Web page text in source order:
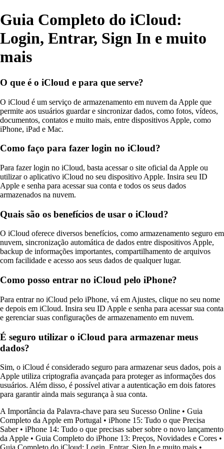
Guia Completo do iCloud:
Login, Entrar, Sign In e muito
mais
O que é o iCloud e para que serve?
O iCloud é um serviço de armazenamento em nuvem da Apple que
permite aos usuários guardar e sincronizar dados, como fotos, vídeos,
documentos, contatos e muito mais, entre dispositivos Apple, como
iPhone, iPad e Mac.
Como faço para fazer login no iCloud?
Para fazer login no iCloud, basta acessar o site oficial da Apple ou
utilizar o aplicativo iCloud no seu dispositivo Apple. Insira seu ID
Apple e senha para acessar sua conta e todos os seus dados
armazenados na nuvem.
Quais são os benefícios de usar o iCloud?
O iCloud oferece diversos benefícios, como armazenamento seguro em
nuvem, sincronização automática de dados entre dispositivos Apple,
backup de informações importantes, compartilhamento de arquivos
com facilidade e acesso aos seus dados de qualquer lugar.
Como posso entrar no iCloud pelo iPhone?
Para entrar no iCloud pelo iPhone, vá em Ajustes, clique no seu nome
e depois em iCloud. Insira seu ID Apple e senha para acessar sua conta
e gerenciar suas configurações de armazenamento em nuvem.
É seguro utilizar o iCloud para armazenar meus
dados?
Sim, o iCloud é considerado seguro para armazenar seus dados, pois a
Apple utiliza criptografia avançada para proteger as informações dos
usuários. Além disso, é possível ativar a autenticação em dois fatores
para garantir ainda mais segurança à sua conta.
A Importância da Palavra-chave para seu Sucesso Online • Guia
Completo da Apple em Portugal • iPhone 15: Tudo o que Precisa
Saber• iPhone 14: Tudo o que precisas saber sobre o novo lançamento
da Apple • Guia Completo do iPhone 13: Preços, Novidades e Cores •